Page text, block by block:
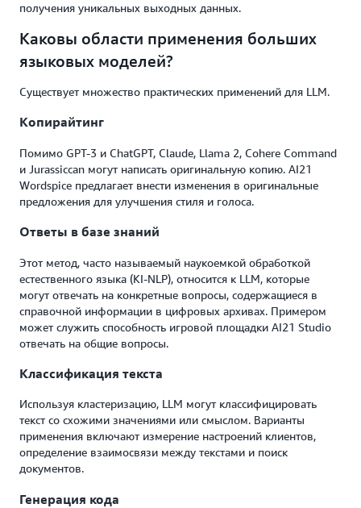
получения уникальных выходных данных.
Каковы области применения больших
языковых моделей?
Существует множество практических применений для LLM.
Копирайтинг
Помимо GPT-3 и ChatGPT, Claude, Llama 2, Cohere Command
и Jurassiccan могут написать оригинальную копию. AI21
Wordspice предлагает внести изменения в оригинальные
предложения для улучшения стиля и голоса.
Ответы в базе знаний
Этот метод, часто называемый наукоемкой обработкой
естественного языка (KI-NLP), относится к LLM, которые
могут отвечать на конкретные вопросы, содержащиеся в
справочной информации в цифровых архивах. Примером
может служить способность игровой площадки AI21 Studio
отвечать на общие вопросы.
Классификация текста
Используя кластеризацию, LLM могут классифицировать
текст со схожими значениями или смыслом. Варианты
применения включают измерение настроений клиентов,
определение взаимосвязи между текстами и поиск
документов.
Генерация кода